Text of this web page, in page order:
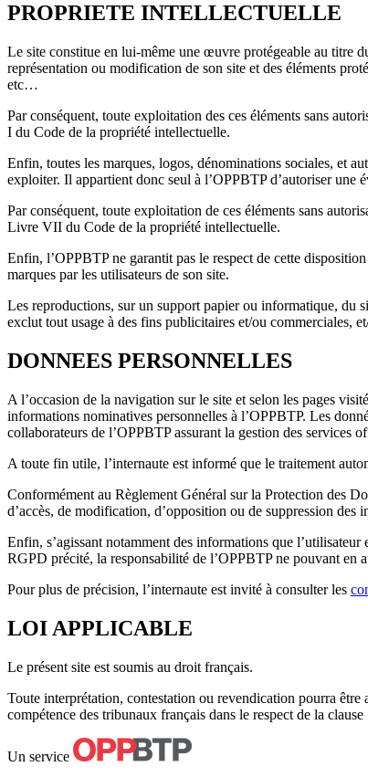
PROPRIETE INTELLECTUELLE
Le site constitue en lui-même une œuvre protégeable au titre
représentation ou modification de son site et des éléments
etc…
Par conséquent, toute exploitation des ces éléments sans
I du Code de la propriété intellectuelle.
Enfin, toutes les marques, logos, dénominations sociales, et
exploiter. Il appartient donc seul à l’OPPBTP d’autoriser une
Par conséquent, toute exploitation de ces éléments sans
Livre VII du Code de la propriété intellectuelle.
Enfin, l’OPPBTP ne garantit pas le respect de cette
marques par les utilisateurs de son site.
Les reproductions, sur un support papier ou informatique, du
exclut tout usage à des fins publicitaires et/ou commerciales,
DONNEES PERSONNELLES
A l’occasion de la navigation sur le site et selon les pages
informations nominatives personnelles à l’OPPBTP. Les
collaborateurs de l’OPPBTP assurant la gestion des services
A toute fin utile, l’internaute est informé que le traitement
Conformément au Règlement Général sur la Protection des
d’accès, de modification, d’opposition ou de suppression des
Enfin, s’agissant notamment des informations que
RGPD précité, la responsabilité de l’OPPBTP ne pouvant en
Pour plus de précision, l’internaute est invité à consulter les
LOI APPLICABLE
Le présent site est soumis au droit français.
Toute interprétation, contestation ou revendication pourra
compétence des tribunaux français dans le respect de la
Un service